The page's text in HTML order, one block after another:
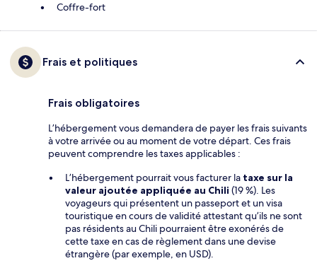
Coffre-fort
Frais et politiques
Frais obligatoires
L’hébergement vous demandera de payer les frais suivants
à votre arrivée ou au moment de votre départ. Ces frais
peuvent comprendre les taxes applicables :
L’hébergement pourrait vous facturer la taxe sur la
valeur ajoutée appliquée au Chili (19 %). Les
voyageurs qui présentent un passeport et un visa
touristique en cours de validité attestant qu’ils ne sont
pas résidents au Chili pourraient être exonérés de
cette taxe en cas de règlement dans une devise
étrangère (par exemple, en USD).